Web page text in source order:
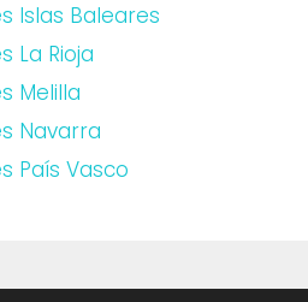
Islas Baleares
La Rioja
Melilla
Navarra
País Vasco